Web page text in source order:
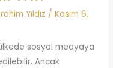
Yıldız /Kasım 6,
sosyal medyaya
Ancak